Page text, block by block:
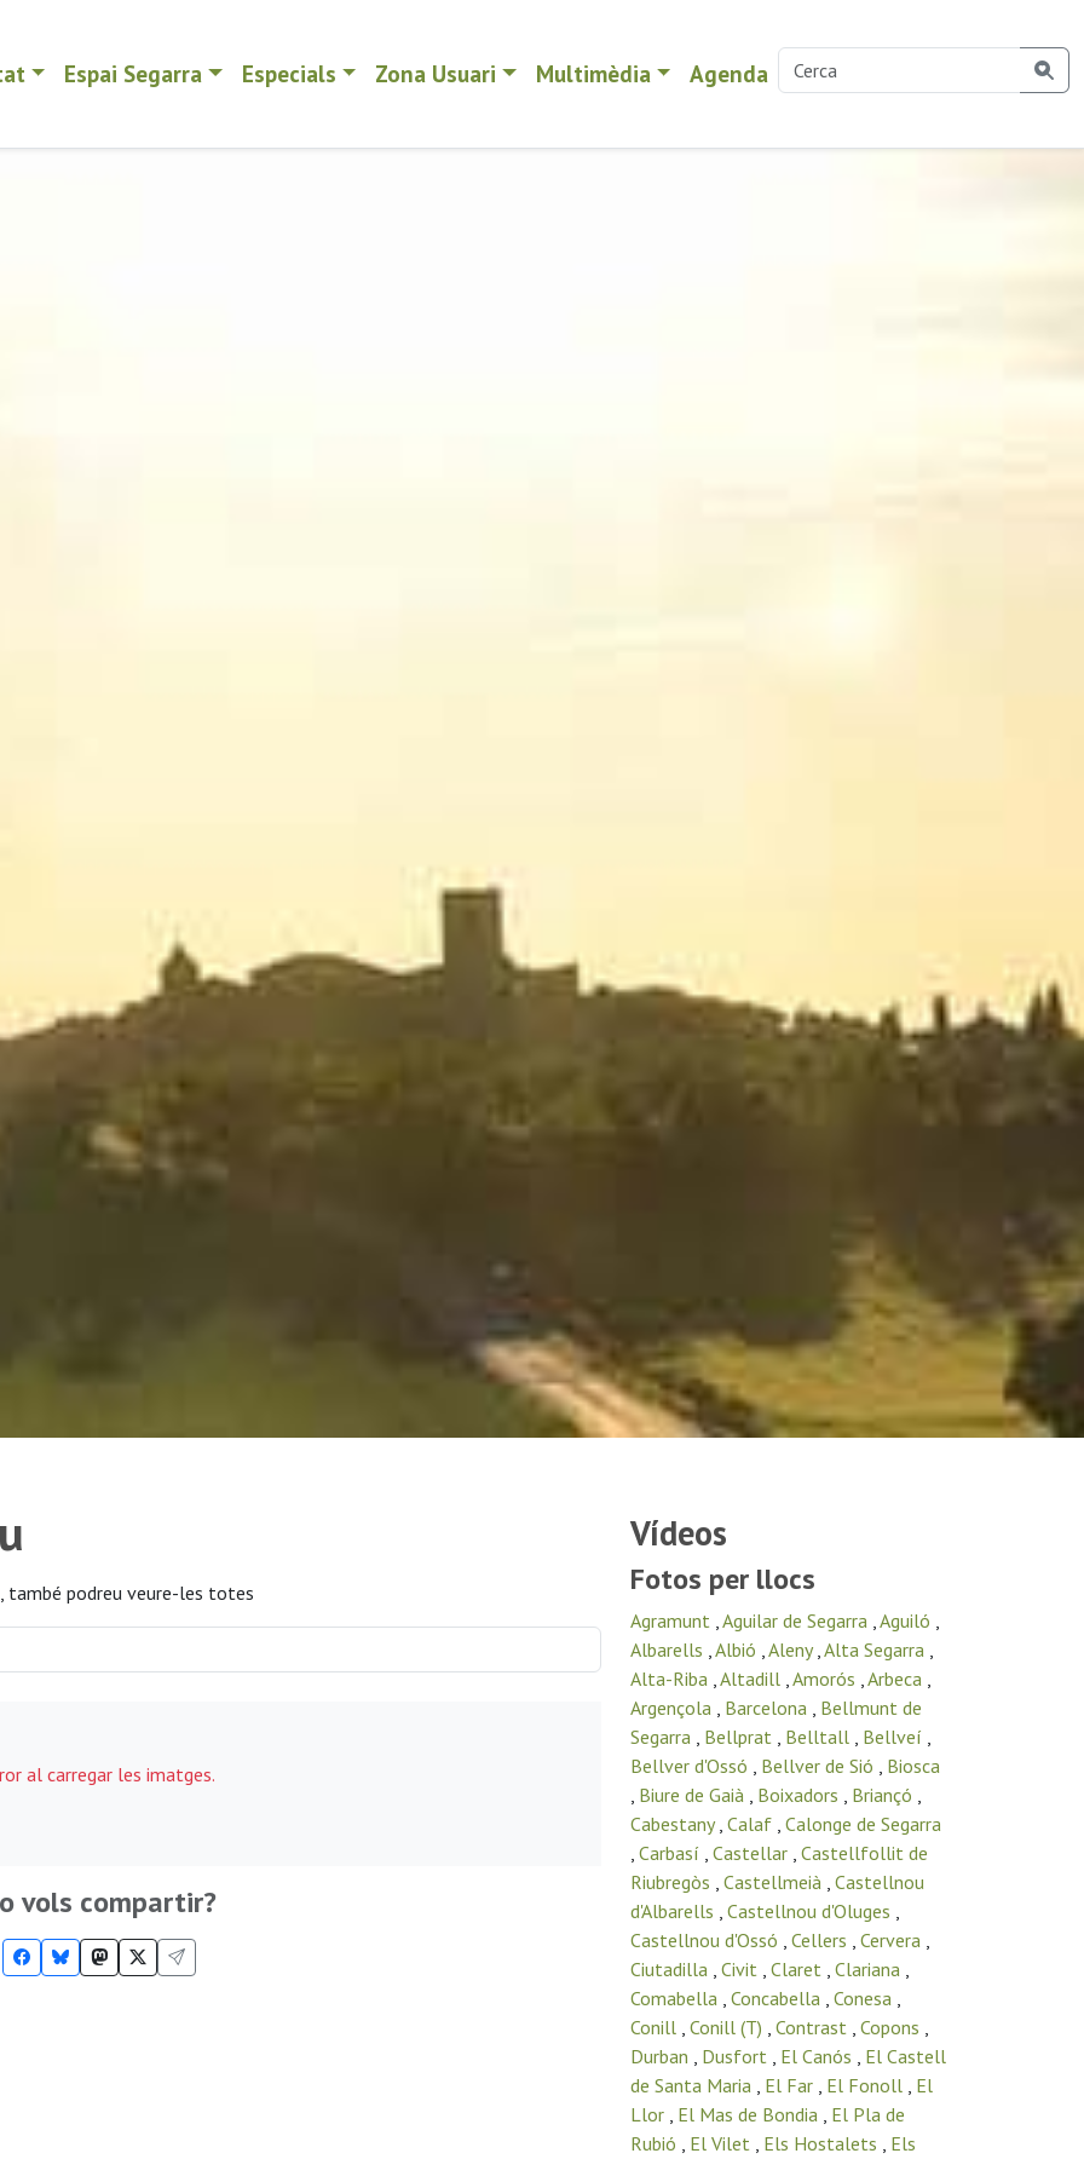
Espai Segarra Especials Zona Usuari Multimèdia Agenda
també podreu veure-les totes
al carregar les imatges.
vols compartir?
Vídeos
Fotos per llocs
Agramunt ,Aguilar de Segarra ,Aguiló ,
Albarells ,Albió ,Aleny,Alta Segarra ,
Alta-Riba ,Altadill ,Amorós ,Arbeca ,
Argençola , Barcelona , Bellmunt de
Segarra , Bellprat , Belltall , Bellveí ,
Bellver d'Ossó , Bellver de Sió , Biosca
, Biure de Gaià , Boixadors , Briançó ,
Cabestany, Calaf , Calonge de Segarra
, Carbasí , Castellar , Castellfollit de
Riubregòs , Castellmeià , Castellnou
d'Albarells , Castellnou d'Oluges ,
Castellnou d'Ossó , Cellers , Cervera ,
Ciutadilla , Civit , Claret , Clariana ,
Comabella , Concabella , Conesa ,
Conill , Conill (T) , Contrast , Copons ,
Durban , Dusfort , El Canós , El Castell
de Santa Maria , El Far , El Fonoll , El
Llor , El Mas de Bondia , El Pla de
Rubió , El Vilet , Els Hostalets , Els